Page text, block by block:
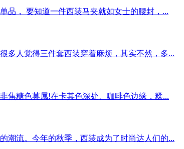
品， 要知道一件西装马夹就如女士的腰封，...
多人觉得三件套西装穿着麻烦，其实不然，多...
焦糖色莫属!在卡其色深处、咖啡色边缘，糅...
潮流。今年的秋季，西装成为了时尚达人们的...